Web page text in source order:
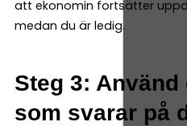
att ekonomin fortsätter
medan du är ledig.
Steg 3:
som svarar på